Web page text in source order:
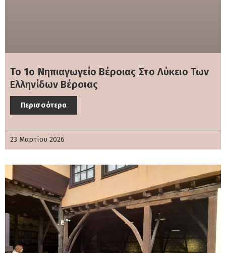
Το 1ο Νηπιαγωγείο Βέροιας Στο Λύκειο Των
Ελληνίδων Βέροιας
Περισσότερα
23 Μαρτίου 2026